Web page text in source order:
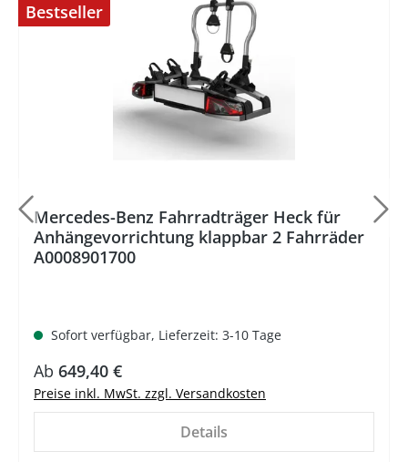
Bestseller
Mercedes-Benz Fahrradträger Heck für
Anhängevorrichtung klappbar 2 Fahrräder
A0008901700
Sofort verfügbar, Lieferzeit: 3-10 Tage
Ab 649,40 €
Preise inkl. MwSt. zzgl. Versandkosten
Details